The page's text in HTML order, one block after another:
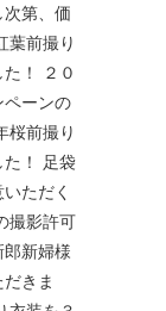
第、価
葉前撮り
！ ２０
ペーンの
桜前撮り
た！ 足袋
ただく
撮影許可
新婦様
きま